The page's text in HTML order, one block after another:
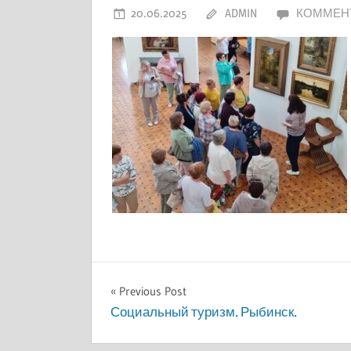
области
20.06.2025 ADMIN
Навигация
по
Previous Post
Социальный туризм. Рыбинск.